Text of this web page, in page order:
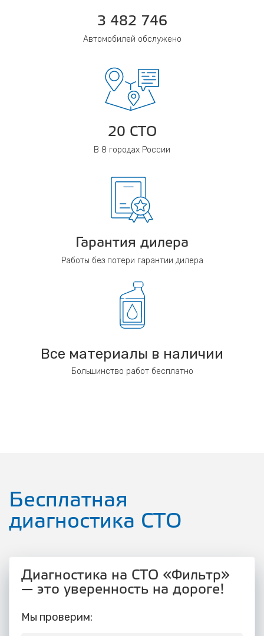
3 482 746
Автомобилей обслужено
20 СТО
В 8 городах России
Гарантия дилера
Работы без потери гарантии дилера
Все материалы в наличии
Большинство работ бесплатно
Бесплатная
диагностика СТО
Диагностика на СТО «Фильтр»
— это уверенность на дороге!
Мы проверим: